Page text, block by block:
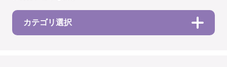
カテゴリ選択